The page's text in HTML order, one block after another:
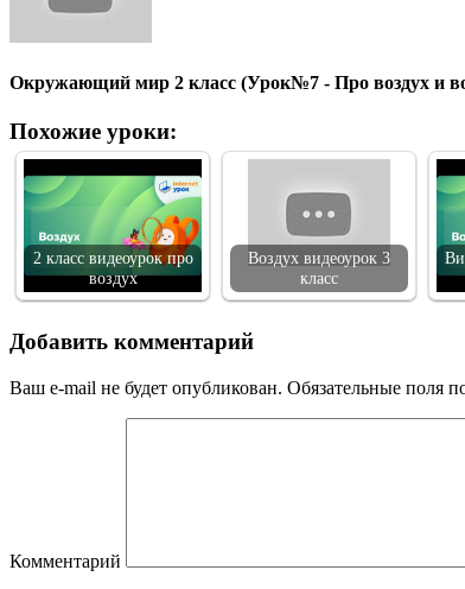
Окружающий мир 2 класс (Урок№7 - Про воздух и
Похожие уроки:
2 класс видеоурок про
воздух
Воздух видеоурок 3
класс
Добавить комментарий
Ваш e-mail не будет опубликован. Обязательные поля
Комментарий